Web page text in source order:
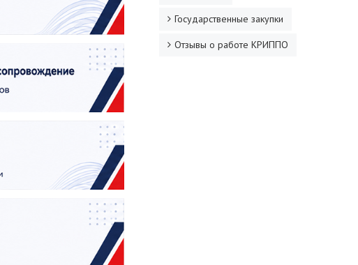
Государственные закупки
Отзывы о работе КРИППО